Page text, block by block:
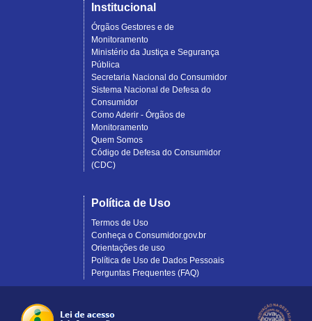
Institucional
Órgãos Gestores e de
Monitoramento
Ministério da Justiça e Segurança
Pública
Secretaria Nacional do Consumidor
Sistema Nacional de Defesa do
Consumidor
Como Aderir - Órgãos de
Monitoramento
Quem Somos
Código de Defesa do Consumidor
(CDC)
Política de Uso
Termos de Uso
Conheça o Consumidor.gov.br
Orientações de uso
Política de Uso de Dados Pessoais
Perguntas Frequentes (FAQ)